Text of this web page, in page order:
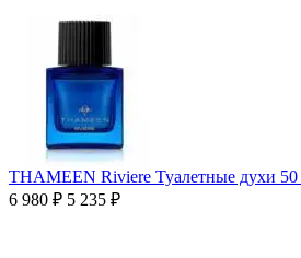
THAMEEN Riviere Туалетные духи
6 980 ₽ 5 235 ₽